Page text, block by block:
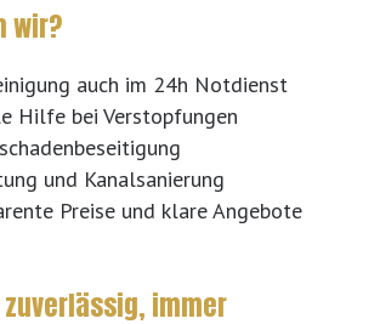
wir?
auch im 24h Notdienst
Hilfe bei Verstopfungen
und Kanalsanierung
Preise und klare Angebote
immer